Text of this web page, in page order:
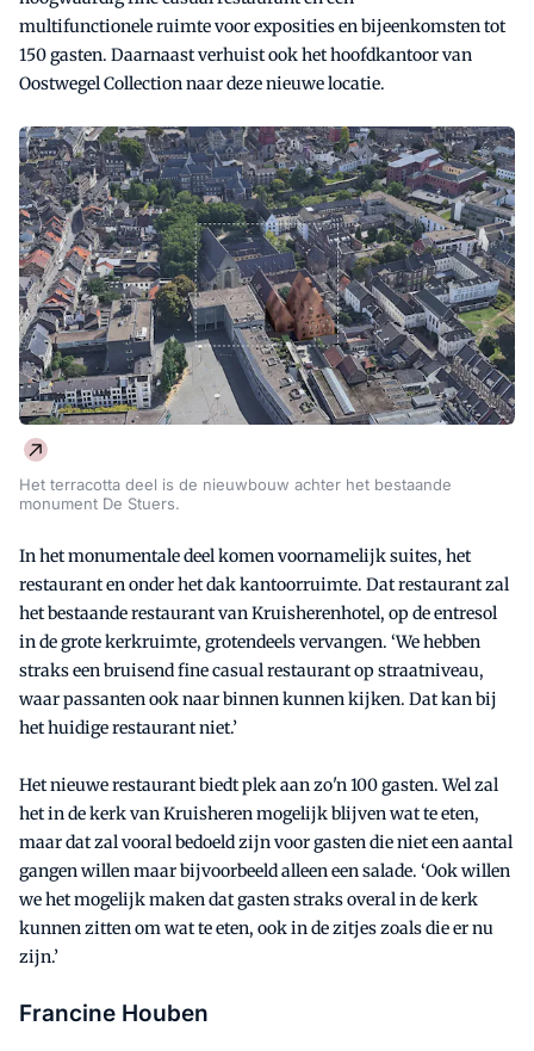
multifunctionele ruimte voor exposities en bijeenkomsten tot
150 gasten. Daarnaast verhuist ook het hoofdkantoor van
Oostwegel Collection naar deze nieuwe locatie.
Het terracotta deel is de nieuwbouw achter het bestaande
monument De Stuers.
In het monumentale deel komen voornamelijk suites, het
restaurant en onder het dak kantoorruimte. Dat restaurant zal
het bestaande restaurant van Kruisherenhotel, op de entresol
in de grote kerkruimte, grotendeels vervangen. ‘We hebben
straks een bruisend fine casual restaurant op straatniveau,
waar passanten ook naar binnen kunnen kijken. Dat kan bij
het huidige restaurant niet.’
Het nieuwe restaurant biedt plek aan zo'n 100 gasten. Wel zal
het in de kerk van Kruisheren mogelijk blijven wat te eten,
maar dat zal vooral bedoeld zijn voor gasten die niet een aantal
gangen willen maar bijvoorbeeld alleen een salade. ‘Ook willen
we het mogelijk maken dat gasten straks overal in de kerk
kunnen zitten om wat te eten, ook in de zitjes zoals die er nu
zijn.’
Francine Houben